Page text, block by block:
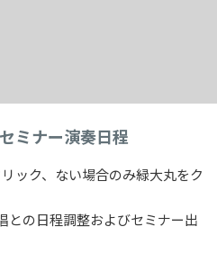
ミナー演奏日程
ック、ない場合のみ緑大丸をク
との日程調整およびセミナー出